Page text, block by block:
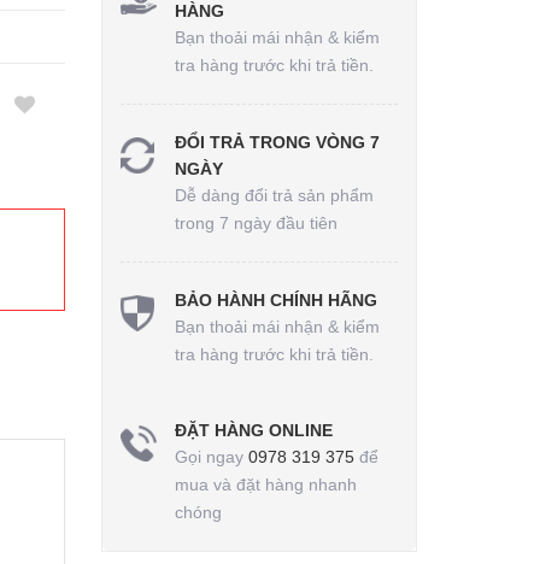
HÀNG
Bạn thoải mái nhận & kiểm
tra hàng trước khi trả tiền.
ĐỔI TRẢ TRONG VÒNG 7
NGÀY
Dễ dàng đổi trả sản phẩm
trong 7 ngày đầu tiên
BẢO HÀNH CHÍNH HÃNG
Bạn thoải mái nhận & kiểm
tra hàng trước khi trả tiền.
ĐẶT HÀNG ONLINE
Gọi ngay 0978 319 375để
mua và đặt hàng nhanh
chóng